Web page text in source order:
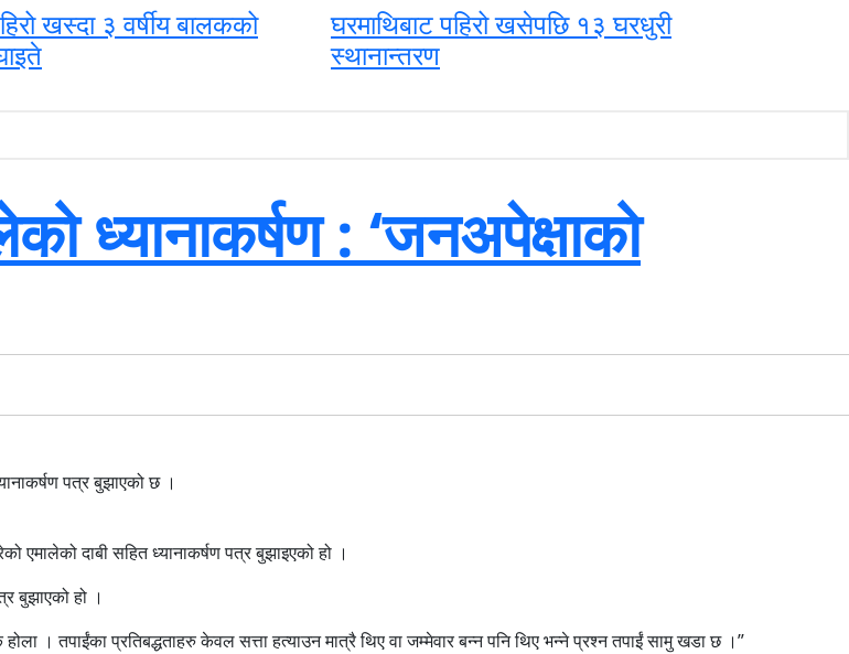
खस्दा ३ वर्षीय बालकको
घरमाथिबाट पहिरो खसेपछि १३ घरधुरी
स्थानान्तरण
ध्यानाकर्षण : ‘जनअपेक्षाको
पत्र बुझाएको छ ।
एमालेको दाबी सहित ध्यानाकर्षण पत्र बुझाइएको हो ।
बुझाएको हो ।
। तपाईंका प्रतिबद्धताहरु केवल सत्ता हत्याउन मात्रै थिए वा जम्मेवार बन्न पनि थिए भन्ने प्रश्न तपाईं सामु खडा छ ।”